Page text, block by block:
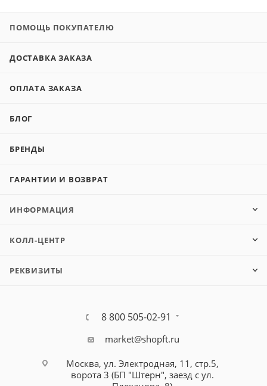
ПОМОЩЬ ПОКУПАТЕЛЮ
ДОСТАВКА ЗАКАЗА
ОПЛАТА ЗАКАЗА
БЛОГ
БРЕНДЫ
ГАРАНТИИ И ВОЗВРАТ
ИНФОРМАЦИЯ
КОЛЛ-ЦЕНТР
РЕКВИЗИТЫ
8 800 505-02-91
market@shopft.ru
Москва, ул. Электродная, 11, стр.5,
ворота 3 (БП "Штерн", заезд с ул.